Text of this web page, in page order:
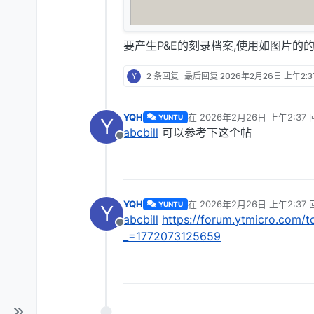
要产生P&E的刻录档案,使用如图片的
Y 2 条回复 最后回复 2026年2月26日 上午
Y
离线
YQH YUNTU 在 2026年2月26日 上午2:37
最后由 编辑
abcbill 可以参考下这个帖
Y
离线
YQH YUNTU 在 2026年2月26日 上午2:37
最后由 编辑
abcbill https://forum.ytmicro.com/
_=1772073125659